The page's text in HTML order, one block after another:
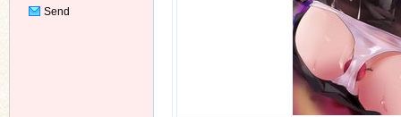
Send